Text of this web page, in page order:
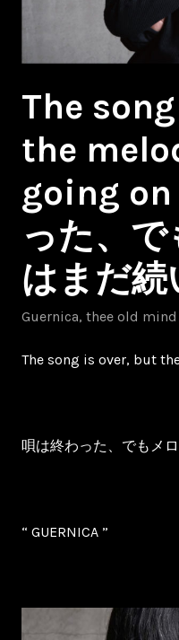
The
the
going
った、で
はまだ続
Guernica, thee old mind
The song is over, but
唄は終わった、でもメ
“ GUERNICA ”